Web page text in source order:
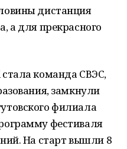
дистанция
а для прекрасного
команда СВЭС,
замкнули
филиала
фестиваля
На старт вышли 8